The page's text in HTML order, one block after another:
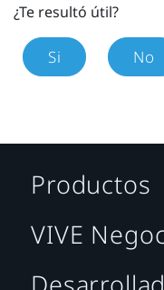
¿Te resultó útil?
Si No
Productos
VIVE